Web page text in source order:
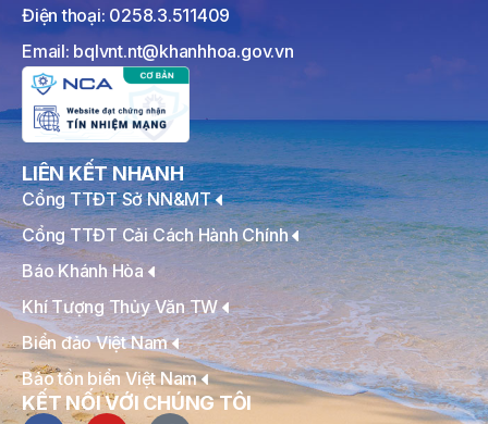
Điện thoại: 0258.3.511409
Email: bqlvnt.nt@khanhhoa.gov.vn
LIÊN KẾT NHANH
Cổng TTĐT Sở NN&MT
Cổng TTĐT Cải Cách Hành Chính
Báo Khánh Hòa
Khí Tượng Thủy Văn TW
Biển đảo Việt Nam
Bảo tồn biển Việt Nam
KẾT NỐI VỚI CHÚNG TÔI